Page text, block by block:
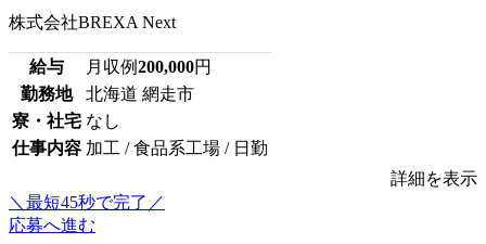
株式会社BREXA Next
給与 月収例200,000円
勤務地
北海道 網走市
寮・社宅 なし
仕事内容 加工 / 食品系工場 / 日勤
詳細を表示
＼最短45秒で完了／
応募へ進む